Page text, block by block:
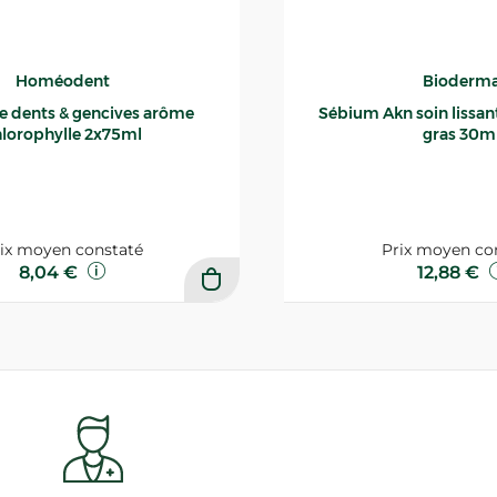
Homéodent
dents & gencives arôme
2x75ml
moyen constaté
8,04 €
Sébium Akn soin lissant
gras
Prix moyen
12,88 €